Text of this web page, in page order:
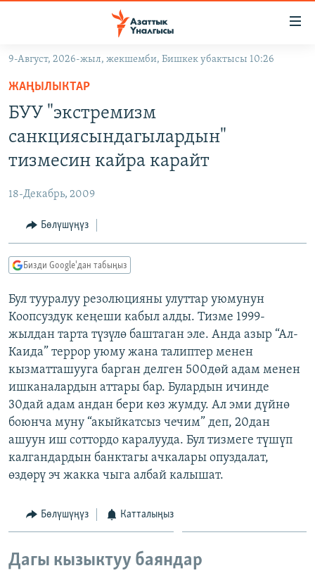
Навигацияга
өтүңүз
Издөөгө
салыңыз
КЫРГЫЗСТАН
МАДАНИЯТ
ТВ ПРОГРАММАЛАР
БҮГҮН АЗАТТЫКТА
ДАНИСТЕ
АЗАТТЫК+
ЫҢГАЙСЫЗ СУРООЛОР
ПОДКАСТ
ОНЛАЙН ШЕРИНЕ
ЭЕ/АРнун бардык сайттары
9-Август, 2026-жыл, жекшемби, Бишкек убактысы 10:26
ЖАҢЫЛЫКТАР
БУУ "экстремизм
санкциясындагылардын"
тизмесин кайра карайт
18-Декабрь, 2009
Бөлүшүңүз
Бизди Google'дан табыңыз
Бул тууралуу резолюцияны улуттар уюмунун
Коопсуздук кеңеши кабыл алды. Тизме 1999-
жылдан тарта түзүлө баштаган эле. Анда азыр “Ал-
Каида” террор уюму жана талиптер менен
кызматташууга барган делген 500дөй адам менен
ишканалардын аттары бар. Булардын ичинде
30дай адам андан бери көз жумду. Ал эми дүйнө
боюнча муну “акыйкатсыз чечим” деп, 20дан
ашуун иш соттордо каралууда. Бул тизмеге түшүп
калгандардын банктагы ачкалары опуздалат,
өздөрү эч жакка чыга албай калышат.
Бөлүшүңүз Катталыңыз
Дагы кызыктуу баяндар